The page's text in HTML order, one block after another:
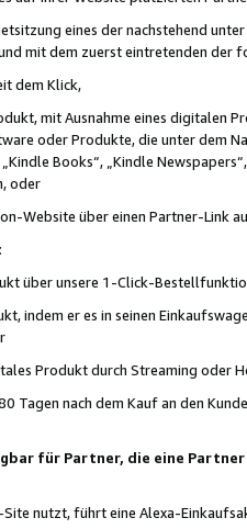
eines der nachstehend
mit dem zuerst eintretenden der
dem Klick,
mit Ausnahme eines digitalen
oder Produkte, die unter dem
Books“, „Kindle
oder
Website über einen Partner-Link
über unsere 1-Click-
indem er es in seinen
Produkt durch Streaming oder
Tagen nach dem Kauf an den
für Partner, die eine
nutzt, führt eine Alexa-